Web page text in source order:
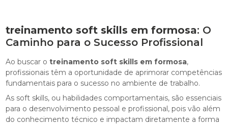
treinamento soft skills em formosa: O
Caminho para o Sucesso Profissional
Ao buscar otreinamento soft skills em formosa,
profissionais têm a oportunidade de aprimorar competências
fundamentais para o sucesso no ambiente de trabalho.
As soft skills, ou habilidades comportamentais, são essenciais
para o desenvolvimento pessoal e profissional, pois vão além
do conhecimento técnico e impactam diretamente a forma